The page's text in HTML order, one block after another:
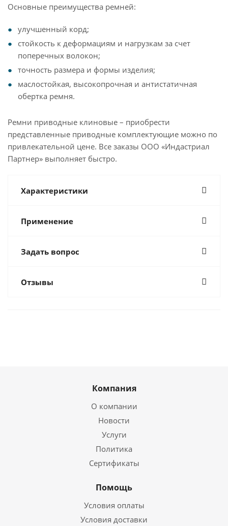
Основные преимущества ремней:
улучшенный корд;
стойкость к деформациям и нагрузкам за счет
поперечных волокон;
точность размера и формы изделия;
маслостойкая, высокопрочная и антистатичная
обертка ремня.
Ремни приводные клиновые – приобрести
представленные приводные комплектующие можно по
привлекательной цене. Все заказы ООО «Индастриал
Партнер» выполняет быстро.
Характеристики
Применение
Задать вопрос
Отзывы
Компания
О компании
Новости
Услуги
Политика
Сертификаты
Помощь
Условия оплаты
Условия доставки